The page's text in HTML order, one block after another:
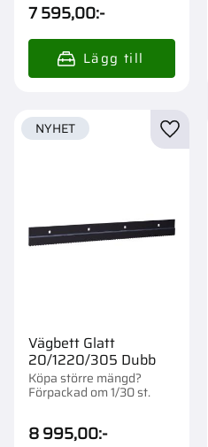
7 595,00:-
Vägbett Glatt
20/1220/305 Dubb
Köpa större mängd?
Förpackad om 1/30 st.
8 995,00:-
NYHET Lägg